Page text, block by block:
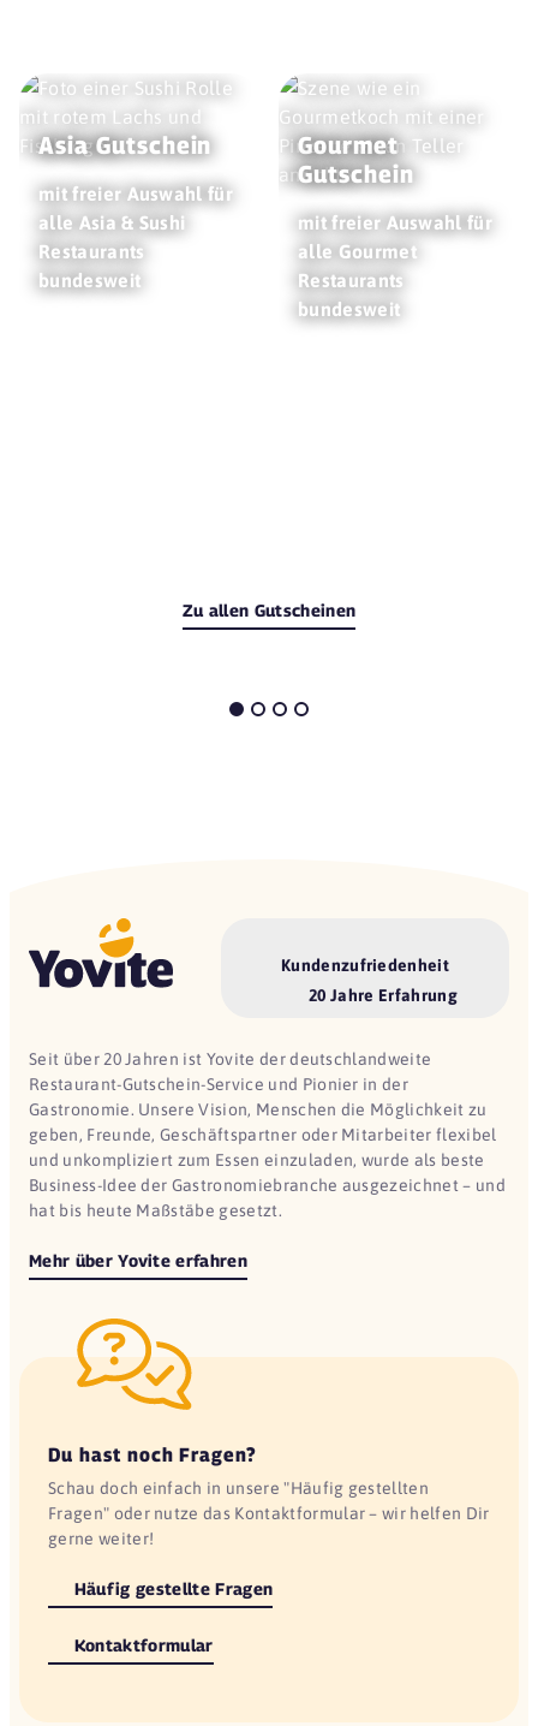
Asia Gutschein
mit freier Auswahl für
alle Asia & Sushi
Restaurants
bundesweit
Gourmet
Gutschein
mit freier Auswahl für
alle Gourmet
Restaurants
bundesweit
Zu allen Gutscheinen
Kundenzufriedenheit
20 Jahre Erfahrung
Seit über 20 Jahren ist Yovite der deutschlandweite
Restaurant-Gutschein-Service und Pionier in der
Gastronomie. Unsere Vision, Menschen die Möglichkeit zu
geben, Freunde, Geschäftspartner oder Mitarbeiter flexibel
und unkompliziert zum Essen einzuladen, wurde als beste
Business-Idee der Gastronomiebranche ausgezeichnet – und
hat bis heute Maßstäbe gesetzt.
Mehr über Yovite erfahren
Du hast noch Fragen?
Schau doch einfach in unsere "Häufig gestellten
Fragen" oder nutze das Kontaktformular – wir helfen Dir
gerne weiter!
Häufig gestellte Fragen
Kontaktformular